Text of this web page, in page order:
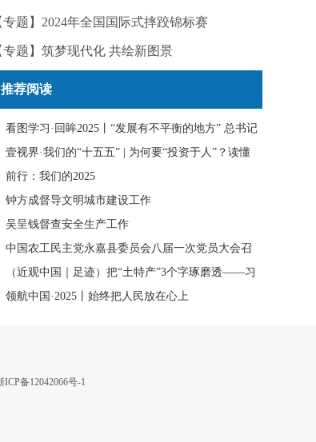
专题】2024年全国国际式摔跤锦标赛
专题】筑梦现代化 共绘新图景
推荐阅读
看图学习·回眸2025丨“发展有不平衡的地方” 总书记
直惦念在心
壹视界·我们的“十五五” | 为何要“投资于人”？读懂
策里的发展密码
前行：我们的2025
钟方成督导文明城市建设工作
吴呈钱督查安全生产工作
中国农工民主党永嘉县委员会八届一次党员大会召
（近观中国｜足迹）把“土特产”3个字琢磨透——习
平走进柚子园
领航中国·2025丨始终把人民放在心上
ICP备12042066号-1